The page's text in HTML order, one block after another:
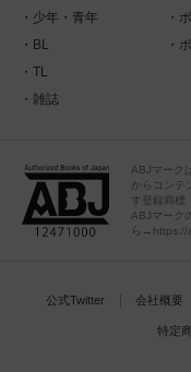
少年・青年
BL
TL
雑誌
ABJマーク
からコンテ
す登録商標
ABJマーク
ら→https://
公式Twitter 会社概要
特定